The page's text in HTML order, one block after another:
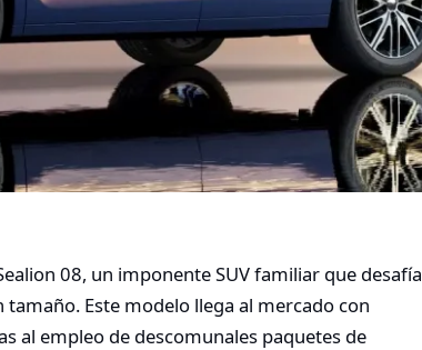
08, un imponente SUV familiar que desafía
tamaño. Este modelo llega al mercado con
al empleo de descomunales paquetes de